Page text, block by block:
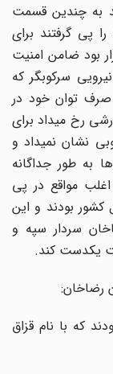
به چندین قسمت
گرفتند برای
بود ضامن امنیت
سرکوبگر که
توان خود در
رخ میداد برای
نشان نمیداد و
به طور جداگانه
مواقع در پی
بودند و این
رضاخان سردار سپه و
یکدست کند.
که با نام قزاق